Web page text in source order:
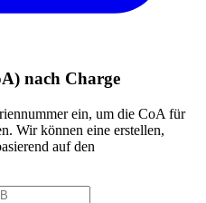
nach Charge
ein, um die CoA für
Wir können eine erstellen,
auf den